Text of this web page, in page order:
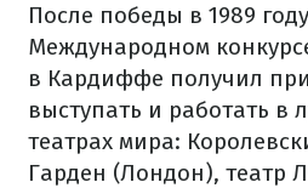
После победы в 1989
Международном
в Кардиффе получил
выступать и работать в
театрах мира:
Гарден (Лондон), театр